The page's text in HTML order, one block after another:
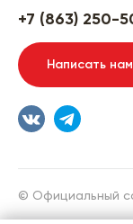
+7 (863) 250-
Написать нам
© Официальный